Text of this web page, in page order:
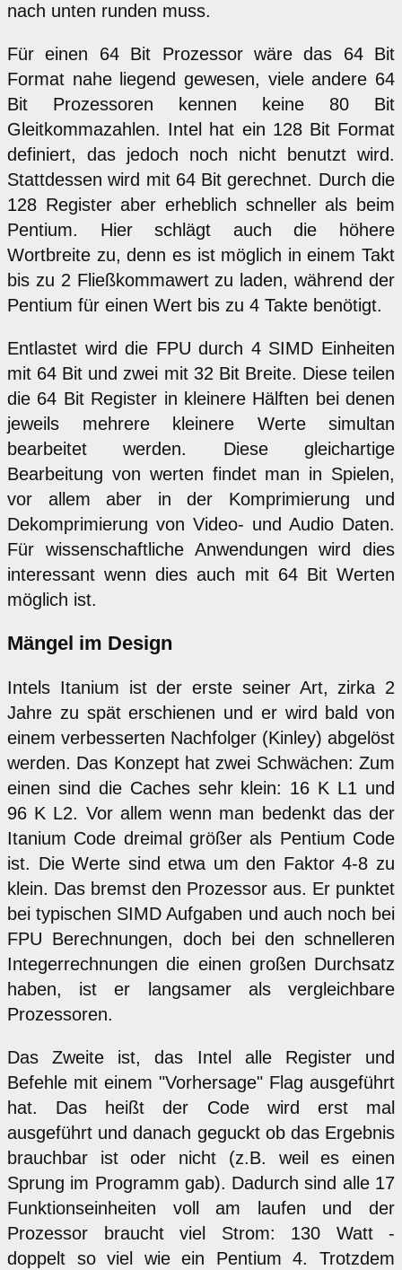
nach unten runden muss.
Für einen 64 Bit Prozessor wäre das 64 Bit
Format nahe liegend gewesen, viele andere 64
Bit Prozessoren kennen keine 80 Bit
Gleitkommazahlen. Intel hat ein 128 Bit Format
definiert, das jedoch noch nicht benutzt wird.
Stattdessen wird mit 64 Bit gerechnet. Durch die
128 Register aber erheblich schneller als beim
Pentium. Hier schlägt auch die höhere
Wortbreite zu, denn es ist möglich in einem Takt
bis zu 2 Fließkommawert zu laden, während der
Pentium für einen Wert bis zu 4 Takte benötigt.
Entlastet wird die FPU durch 4 SIMD Einheiten
mit 64 Bit und zwei mit 32 Bit Breite. Diese teilen
die 64 Bit Register in kleinere Hälften bei denen
jeweils mehrere kleinere Werte simultan
bearbeitet werden. Diese gleichartige
Bearbeitung von werten findet man in Spielen,
vor allem aber in der Komprimierung und
Dekomprimierung von Video- und Audio Daten.
Für wissenschaftliche Anwendungen wird dies
interessant wenn dies auch mit 64 Bit Werten
möglich ist.
Mängel im Design
Intels Itanium ist der erste seiner Art, zirka 2
Jahre zu spät erschienen und er wird bald von
einem verbesserten Nachfolger (Kinley) abgelöst
werden. Das Konzept hat zwei Schwächen: Zum
einen sind die Caches sehr klein: 16 K L1 und
96 K L2. Vor allem wenn man bedenkt das der
Itanium Code dreimal größer als Pentium Code
ist. Die Werte sind etwa um den Faktor 4-8 zu
klein. Das bremst den Prozessor aus. Er punktet
bei typischen SIMD Aufgaben und auch noch bei
FPU Berechnungen, doch bei den schnelleren
Integerrechnungen die einen großen Durchsatz
haben, ist er langsamer als vergleichbare
Prozessoren.
Das Zweite ist, das Intel alle Register und
Befehle mit einem "Vorhersage" Flag ausgeführt
hat. Das heißt der Code wird erst mal
ausgeführt und danach geguckt ob das Ergebnis
brauchbar ist oder nicht (z.B. weil es einen
Sprung im Programm gab). Dadurch sind alle 17
Funktionseinheiten voll am laufen und der
Prozessor braucht viel Strom: 130 Watt -
doppelt so viel wie ein Pentium 4. Trotzdem